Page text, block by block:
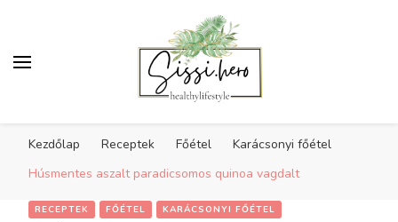
inspiráció
életmódra
Kezdőlap Receptek Főétel
Karácsonyi főétel
Húsmentes aszalt paradicsomos quinoa vagdalt
RECEPTEK FŐÉTEL KARÁCSONYI FŐÉTEL